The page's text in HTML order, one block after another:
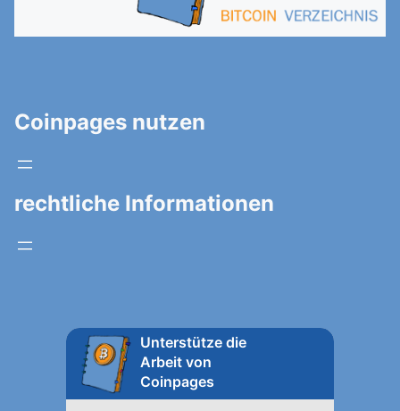
Coinpages nutzen
rechtliche Informationen
Unterstütze die
Arbeit von
Coinpages